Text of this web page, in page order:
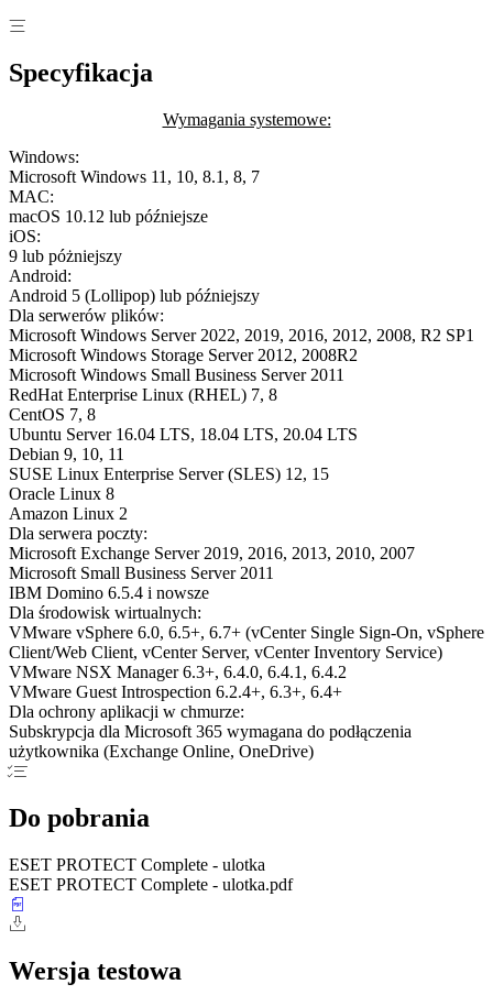
Specyfikacja
Wymagania systemowe:
Windows:
Microsoft Windows 11, 10, 8.1, 8, 7
MAC:
macOS 10.12 lub późniejsze
iOS:
9 lub póżniejszy
Android:
Android 5 (Lollipop) lub późniejszy
Dla serwerów plików:
Microsoft Windows Server 2022, 2019, 2016, 2012, 2008, R2 SP1
Microsoft Windows Storage Server 2012, 2008R2
Microsoft Windows Small Business Server 2011
RedHat Enterprise Linux (RHEL) 7, 8
CentOS 7, 8
Ubuntu Server 16.04 LTS, 18.04 LTS, 20.04 LTS
Debian 9, 10, 11
SUSE Linux Enterprise Server (SLES) 12, 15
Oracle Linux 8
Amazon Linux 2
Dla serwera poczty:
Microsoft Exchange Server 2019, 2016, 2013, 2010, 2007
Microsoft Small Business Server 2011
IBM Domino 6.5.4 i nowsze
Dla środowisk wirtualnych:
VMware vSphere 6.0, 6.5+, 6.7+ (vCenter Single Sign-On, vSphere
Client/Web Client, vCenter Server, vCenter Inventory Service)
VMware NSX Manager 6.3+, 6.4.0, 6.4.1, 6.4.2
VMware Guest Introspection 6.2.4+, 6.3+, 6.4+
Dla ochrony aplikacji w chmurze:
Subskrypcja dla Microsoft 365 wymagana do podłączenia
użytkownika (Exchange Online, OneDrive)
Do pobrania
ESET PROTECT Complete - ulotka
ESET PROTECT Complete - ulotka.pdf
Wersja testowa